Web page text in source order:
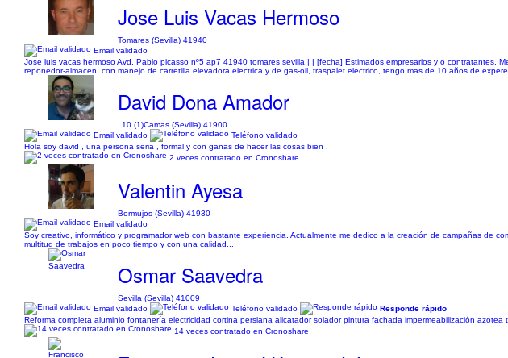
Jose Luis Vacas Hermoso
Tomares (Sevilla) 41940
Email validado
Jose luis vacas hermoso Avd. Pablo picasso nº5 ap7 41940 tomares sevilla | | [fecha] Estimados empresarios y o
reponedor-almacen, con manejo de carretilla elevadora electrica y de gas-oil, traspalet electrico, tengo mas de 10 años de
David Dona Amador
10 (1)Camas (Sevilla) 41900
Email validado
Teléfono validado
Hola soy david , una persona seria , formal y con ganas de hacer las cosas bien .
2 veces contratado en Cronoshare
Valentin Ayesa
Bormujos (Sevilla) 41930
Email validado
Soy creativo, informático y programador web con bastante experiencia. Actualmente me dedico a la creación de campañas de
multitud de trabajos en poco tiempo y con una calidad...
Osmar Saavedra
Sevilla (Sevilla) 41009
Email validado
Teléfono validado
Responde rápido
Reforma completa aluminio fontanería electricidad cortina persiana alicatador solador pintura fachada impermeabilización azotea
14 veces contratado en Cronoshare